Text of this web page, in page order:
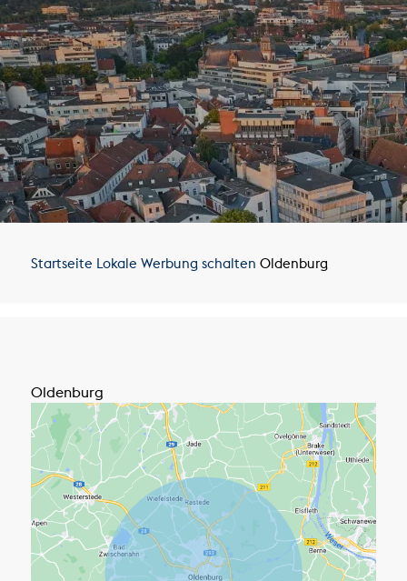
Startseite Lokale Werbung schalten Oldenburg
Oldenburg